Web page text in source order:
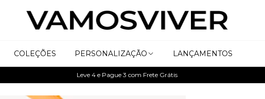
COLEÇÕES PERSONALIZAÇÃO LANÇAMENTOS
Leve 4 e Pague 3 com Frete Grátis